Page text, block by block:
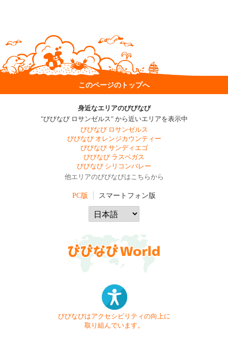
このページのトップへ
身近なエリアのびびなび
"びびなび ロサンゼルス" から近いエリアを表示中
びびなび ロサンゼルス
びびなび オレンジカウンティー
びびなび サンディエゴ
びびなび ラスベガス
びびなび シリコンバレー
他エリアのびびなびはこちらから
PC版 スマートフォン版
びびなびはアクセシビリティの向上に
取り組んでいます。